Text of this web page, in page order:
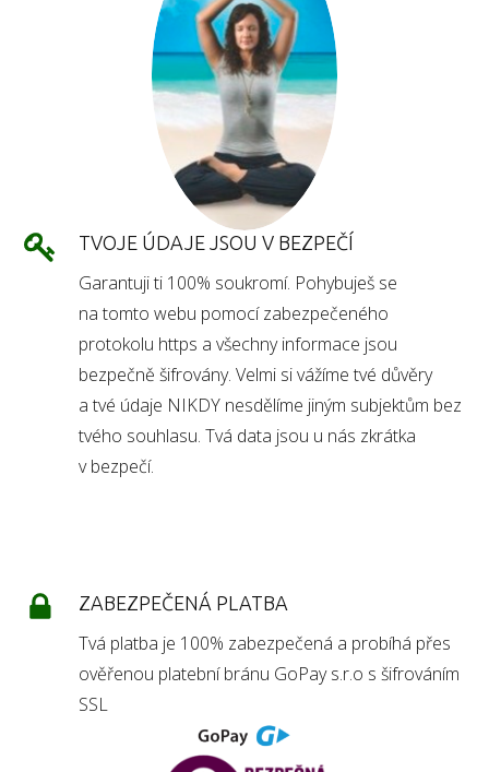
TVOJE ÚDAJE JSOU V BEZPEČÍ
Garantuji ti 100% soukromí. Pohybuješ se
na tomto webu pomocí zabezpečeného
protokolu https a všechny informace jsou
bezpečně šifrovány. Velmi si vážíme tvé důvěry
a tvé údaje NIKDY nesdělíme jiným subjektům bez
tvého souhlasu. Tvá data jsou u nás zkrátka
v bezpečí.
ZABEZPEČENÁ PLATBA
Tvá platba je 100% zabezpečená a probíhá přes
ověřenou platební bránu GoPay s.r.o s šifrováním
SSL